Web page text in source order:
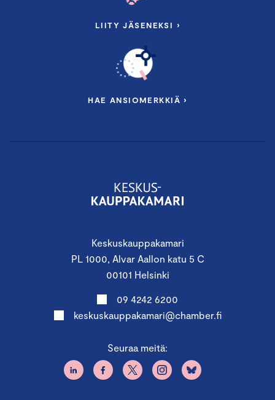
Keskuskauppakamari
PL 1000, Alvar Aallon katu 5 C
00101 Helsinki
09 4242 6200
keskuskauppakamari@chamber.fi
Seuraa meitä:
LIITY JÄSENEKSI ›
HAE ANSIOMERKKIÄ ›